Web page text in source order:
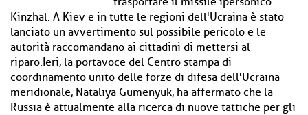
Kinzhal. A Kiev e in tutte le regioni dell'Ucraina è stato
lanciato un avvertimento sul possibile pericolo e le
autorità raccomandano ai cittadini di mettersi al
riparo.Ieri, la portavoce del Centro stampa di
coordinamento unito delle forze di difesa dell'Ucraina
meridionale, Nataliya Gumenyuk, ha affermato che la
Russia è attualmente alla ricerca di nuove tattiche per gli